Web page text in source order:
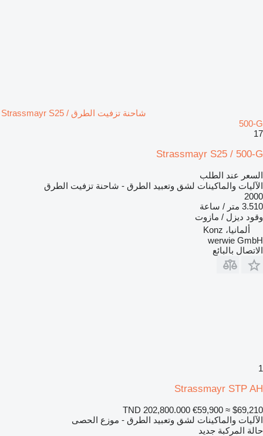
شاحنة تزفيت الطرق Strassmayr S25 /
500-G
17
Strassmayr S25 / 500-G
السعر عند الطلب
الآليات والماكينات لشق وتعبيد الطرق - شاحنة تزفيت الطرق
2000
3.510 متر / ساعة
وقود ديزل / مازوت
ألمانيا، Konz
werwie GmbH
الاتصال بالبائع
1
Strassmayr STP AH
TND 202,800.000 €59,900 ≈ $69,210
الآليات والماكينات لشق وتعبيد الطرق - موزع الحصى
حالة المركبة جديد